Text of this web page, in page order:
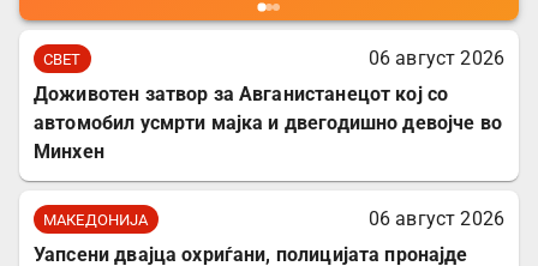
СВЕТ
06 август 2026
Доживотен затвор за Авганистанецот кој со
автомобил усмрти мајка и двегодишно девојче во
Минхен
МАКЕДОНИЈА
06 август 2026
Уапсени двајца охриѓани, полицијата пронајде